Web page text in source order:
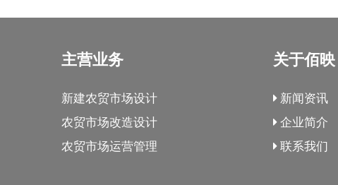
主营业务
新建农贸市场设计
农贸市场改造设计
农贸市场运营管理
关于佰映
新闻资讯
企业简介
联系我们